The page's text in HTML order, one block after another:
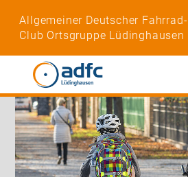
Allgemeiner Deutscher Fahrrad-
Club Ortsgruppe Lüdinghausen